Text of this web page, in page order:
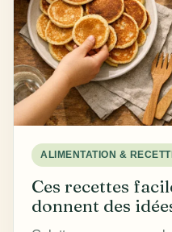
ALIMENTATION &
Ces recettes
donnent des